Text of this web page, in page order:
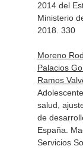
2014 del
Ministerio
2018. 330
Moreno
Palacios
Ramos
salud,
de
España.
Servicios